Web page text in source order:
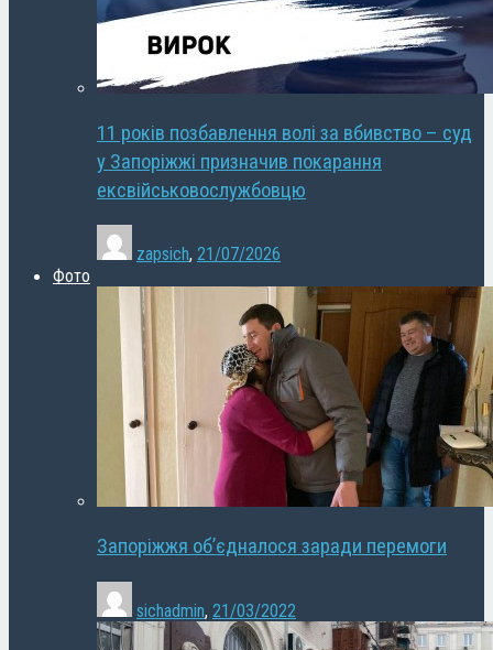
11 років позбавлення волі за вбивство – суд
у Запоріжжі призначив покарання
ексвійськовослужбовцю
zapsich, 21/07/2026
Фото
Запоріжжя об’єдналося заради перемоги
sichadmin, 21/03/2022